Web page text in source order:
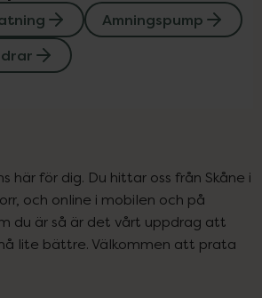
Amningspump
här för dig. Du hittar oss från Skåne i
och online i mobilen och på
du är så är det vårt uppdrag att
lite bättre. Välkommen att prata